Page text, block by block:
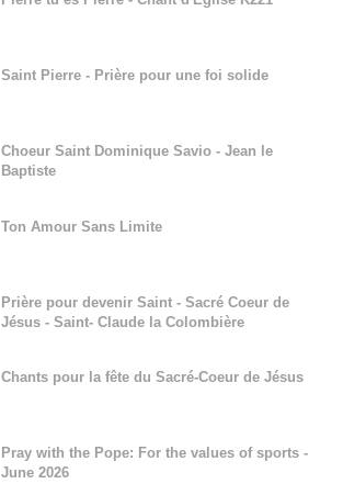
Saint Pierre - Prière pour une foi solide
Choeur Saint Dominique Savio - Jean le
Baptiste
Ton Amour Sans Limite
Prière pour devenir Saint - Sacré Coeur de
Jésus - Saint- Claude la Colombière
Chants pour la fête du Sacré-Coeur de Jésus
Pray with the Pope: For the values of sports -
June 2026